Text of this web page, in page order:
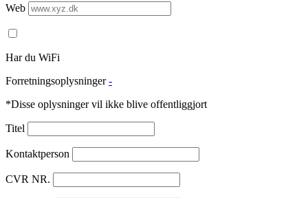
Web
Har du WiFi
Forretningsoplysninger -
*Disse oplysninger vil ikke blive offentliggjort
Titel
Kontaktperson
CVR NR.